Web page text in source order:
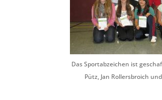
Das Sportabzeichen ist
Pütz, Jan Rollersbroich